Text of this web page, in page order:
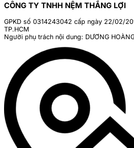
CÔNG TY TNHH NỆM THẮNG LỢI
GPKD số 0314243042 cấp ngày 22/02/
TP.HCM
Người phụ trách nội dung: DƯƠNG